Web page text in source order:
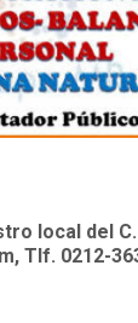
local del
Tlf. 0212-